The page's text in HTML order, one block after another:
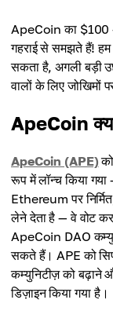
ApeCoin का $100
गहराई से समझते हैं!
सकता है, अगली बड़ी
वालों के लिए जोखिमों
ApeCoin
ApeCoin (APE)
रूप में लॉन्च किया गया
Ethereum पर
लेने देता है — वे वोट
ApeCoin DAO
सकते हैं। APE को
कम्युनिटीज़ को
डिज़ाइन किया गया है।